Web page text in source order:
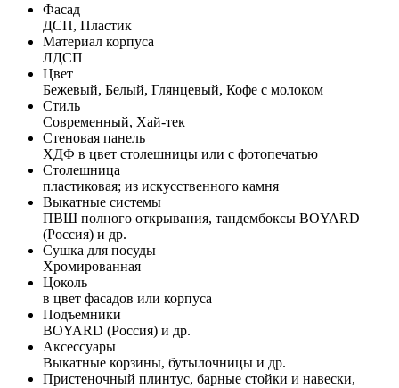
Фасад
ДСП, Пластик
Материал корпуса
ЛДСП
Цвет
Бежевый, Белый, Глянцевый, Кофе с молоком
Стиль
Современный, Хай-тек
Стеновая панель
ХДФ в цвет столешницы или с фотопечатью
Столешница
пластиковая; из искусственного камня
Выкатные системы
ПВШ полного открывания, тандембоксы BOYARD
(Россия) и др.
Сушка для посуды
Хромированная
Цоколь
в цвет фасадов или корпуса
Подъемники
BOYARD (Россия) и др.
Аксессуары
Выкатные корзины, бутылочницы и др.
Пристеночный плинтус, барные стойки и навески,